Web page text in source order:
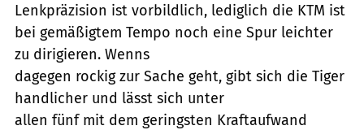
Lenkpräzision ist vorbildlich, lediglich die KTM ist
bei gemäßigtem Tempo noch eine Spur leichter
zu dirigieren. Wenns
dagegen rockig zur Sache geht, gibt sich die Tiger
handlicher und lässt sich unter
allen fünf mit dem geringsten Kraftaufwand